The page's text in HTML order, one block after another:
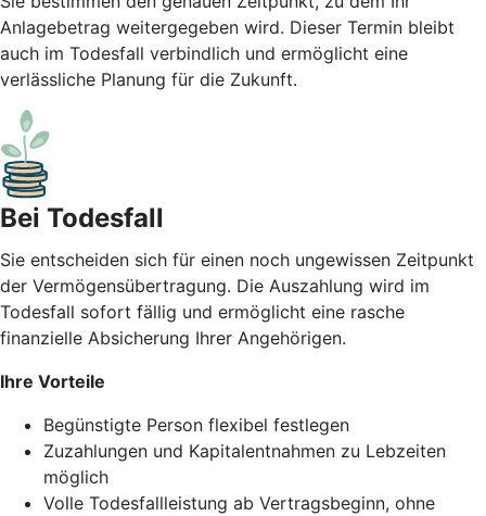
Anlagebetrag weitergegeben wird. Dieser Termin bleibt
auch im Todesfall verbindlich und ermöglicht eine
verlässliche Planung für die Zukunft.
Bei Todesfall
Sie entscheiden sich für einen noch ungewissen Zeitpunkt
der Vermögensübertragung. Die Auszahlung wird im
Todesfall sofort fällig und ermöglicht eine rasche
finanzielle Absicherung Ihrer Angehörigen.
Ihre Vorteile
Begünstigte Person flexibel festlegen
Zuzahlungen und Kapitalentnahmen zu Lebzeiten
möglich
Volle Todesfallleistung ab Vertragsbeginn, ohne